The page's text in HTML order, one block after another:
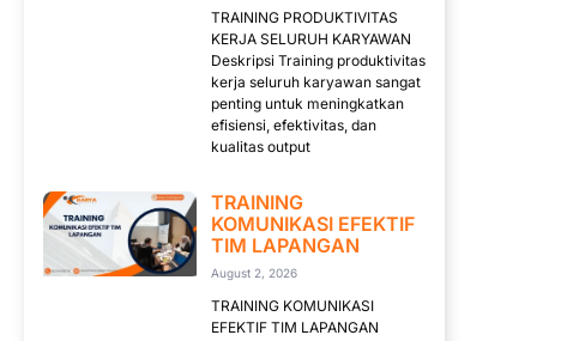
TRAINING PRODUKTIVITAS
KERJA SELURUH KARYAWAN
Deskripsi Training produktivitas
kerja seluruh karyawan sangat
penting untuk meningkatkan
efisiensi, efektivitas, dan
kualitas output
TRAINING
KOMUNIKASI EFEKTIF
TIM LAPANGAN
August 2, 2026
TRAINING KOMUNIKASI
EFEKTIF TIM LAPANGAN